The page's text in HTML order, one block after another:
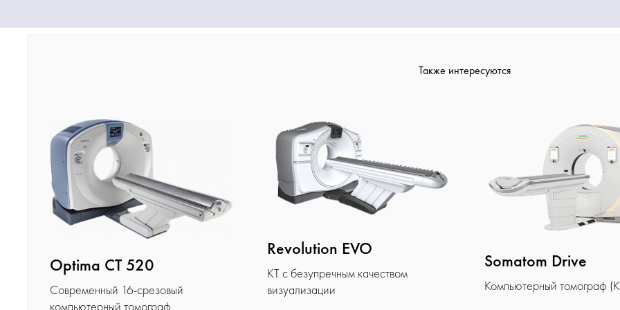
Также интересуются
Optima CT 520
Современный 16-срезовый
компьютерный томограф
Revolution EVO
КТ с безупречным качеством
визуализации
Somatom Drive
Компьютерный томограф